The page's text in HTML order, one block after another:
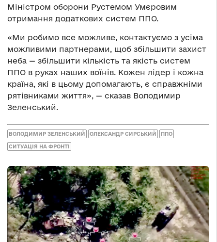
Міністром оборони Рустемом Умєровим
отримання додаткових систем ППО.
«Ми робимо все можливе, контактуємо з усіма
можливими партнерами, щоб збільшити захист
неба — збільшити кількість та якість систем
ППО в руках наших воїнів. Кожен лідер і кожна
країна, які в цьому допомагають, є справжніми
рятівниками життя», — сказав Володимир
Зеленський.
ВОЛОДИМИР ЗЕЛЕНСЬКИЙ ОЛЕКСАНДР СИРСЬКИЙ ППО
СИТУАЦІЯ НА ФРОНТІ